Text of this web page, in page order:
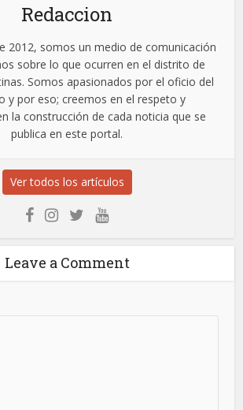
Redaccion
2012, somos un medio de comunicación
sobre lo que ocurren en el distrito de
Somos apasionados por el oficio del
y por eso; creemos en el respeto y
la construcción de cada noticia que se
publica en este portal.
Ver todos los artículos
Leave a Comment